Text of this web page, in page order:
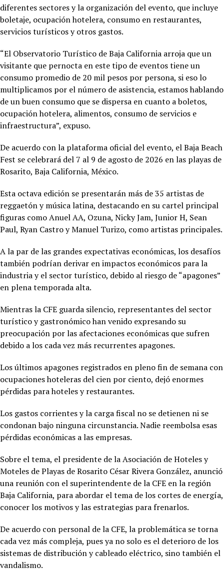
diferentes sectores y la organización del evento, que incluye
boletaje, ocupación hotelera, consumo en restaurantes,
servicios turísticos y otros gastos.
“El Observatorio Turístico de Baja California arroja que un
visitante que pernocta en este tipo de eventos tiene un
consumo promedio de 20 mil pesos por persona, si eso lo
multiplicamos por el número de asistencia, estamos hablando
de un buen consumo que se dispersa en cuanto a boletos,
ocupación hotelera, alimentos, consumo de servicios e
infraestructura”, expuso.
De acuerdo con la plataforma oficial del evento, el Baja Beach
Fest se celebrará del 7 al 9 de agosto de 2026 en las playas de
Rosarito, Baja California, México.
Esta octava edición se presentarán más de 35 artistas de
reggaetón y música latina, destacando en su cartel principal
figuras como Anuel AA, Ozuna, Nicky Jam, Junior H, Sean
Paul, Ryan Castro y Manuel Turizo, como artistas principales.
A la par de las grandes expectativas económicas, los desafíos
también podrían derivar en impactos económicos para la
industria y el sector turístico, debido al riesgo de “apagones”
en plena temporada alta.
Mientras la CFE guarda silencio, representantes del sector
turístico y gastronómico han venido expresando su
preocupación por las afectaciones económicas que sufren
debido a los cada vez más recurrentes apagones.
Los últimos apagones registrados en pleno fin de semana con
ocupaciones hoteleras del cien por ciento, dejó enormes
pérdidas para hoteles y restaurantes.
Los gastos corrientes y la carga fiscal no se detienen ni se
condonan bajo ninguna circunstancia. Nadie reembolsa esas
pérdidas económicas a las empresas.
Sobre el tema, el presidente de la Asociación de Hoteles y
Moteles de Playas de Rosarito César Rivera González, anunció
una reunión con el superintendente de la CFE en la región
Baja California, para abordar el tema de los cortes de energía,
conocer los motivos y las estrategias para frenarlos.
De acuerdo con personal de la CFE, la problemática se torna
cada vez más compleja, pues ya no solo es el deterioro de los
sistemas de distribución y cableado eléctrico, sino también el
vandalismo.